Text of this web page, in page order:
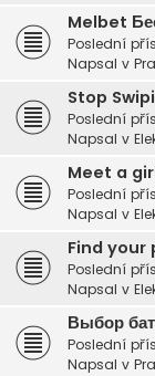
Melbet
Poslední
Napsal v
Stop
Poslední
Napsal v
Meet a
Poslední
Napsal v
Find
Poslední
Napsal v
Выбор
Poslední
Napsal v